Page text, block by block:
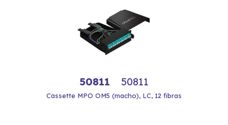
50811 50811
Cassette MPO OM5 (macho), LC, 12 fibras